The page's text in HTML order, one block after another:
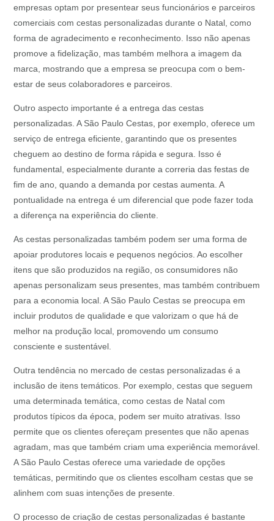
empresas optam por presentear seus funcionários e parceiros
comerciais com cestas personalizadas durante o Natal, como
forma de agradecimento e reconhecimento. Isso não apenas
promove a fidelização, mas também melhora a imagem da
marca, mostrando que a empresa se preocupa com o bem-
estar de seus colaboradores e parceiros.
Outro aspecto importante é a entrega das cestas
personalizadas. A São Paulo Cestas, por exemplo, oferece um
serviço de entrega eficiente, garantindo que os presentes
cheguem ao destino de forma rápida e segura. Isso é
fundamental, especialmente durante a correria das festas de
fim de ano, quando a demanda por cestas aumenta. A
pontualidade na entrega é um diferencial que pode fazer toda
a diferença na experiência do cliente.
As cestas personalizadas também podem ser uma forma de
apoiar produtores locais e pequenos negócios. Ao escolher
itens que são produzidos na região, os consumidores não
apenas personalizam seus presentes, mas também contribuem
para a economia local. A São Paulo Cestas se preocupa em
incluir produtos de qualidade e que valorizam o que há de
melhor na produção local, promovendo um consumo
consciente e sustentável.
Outra tendência no mercado de cestas personalizadas é a
inclusão de itens temáticos. Por exemplo, cestas que seguem
uma determinada temática, como cestas de Natal com
produtos típicos da época, podem ser muito atrativas. Isso
permite que os clientes ofereçam presentes que não apenas
agradam, mas que também criam uma experiência memorável.
A São Paulo Cestas oferece uma variedade de opções
temáticas, permitindo que os clientes escolham cestas que se
alinhem com suas intenções de presente.
O processo de criação de cestas personalizadas é bastante